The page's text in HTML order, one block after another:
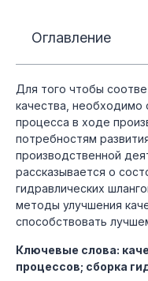
Оглавление
Для того чтобы
качества, необходимо
процесса в ходе
потребностям
производственной
рассказывается о
гидравлических
методы улучшения
способствовать
Ключевые слова:
процессов; сборка